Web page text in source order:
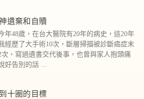
遺棄和自贖
年48歲，在台大醫院有20年的病史，這20年
經歷了大手術10次，斷層掃描被診斷癌症末
次，寫過遺書交代後事，也曾與家人抱頭痛
好告別的話
十圈的目標